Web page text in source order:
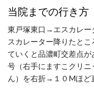
当院までの行き方
東戸塚東口→エスカレ
スカレーター降りたと
ていくと品濃町交差点
号（右手にますこクリ
ん）を右折→１０Mほど